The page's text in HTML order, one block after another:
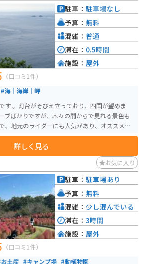
、バイクスタンドや休憩スペースも完備されて
大分県を満喫できるスポットです。
（口コミ1件）
#海｜海岸｜岬
す 。灯台がそびえ立っており、四国が望めま
ブばかりですが、木々の間からで見れる景色も
、地元のライダーにも人気があり、オススメス
詳しく見る
駐車： 駐車場なし
予算： 無料
混雑： 普通
滞在： 0.5時間
施設： 屋外
お気に入り
（口コミ1件）
土産 #キャンプ場 #動植物園
駐車： 駐車場あり
予算： 無料
混雑： 少し混んでいる
滞在： 3時間
施設： 屋外